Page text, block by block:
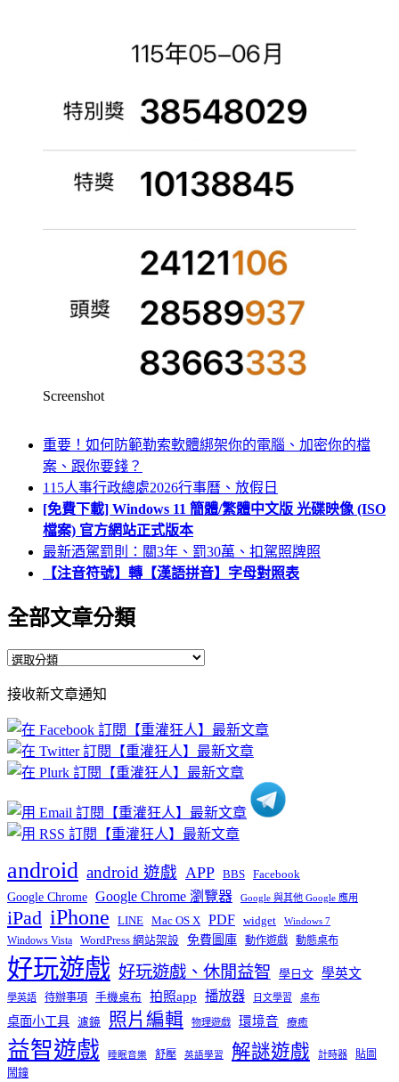
Screenshot
重要！如何防範勒索軟體綁架你的電腦、加密你的檔
案、跟你要錢？
115人事行政總處2026行事曆、放假日
[免費下載] Windows 11 簡體/繁體中文版 光碟映像 (ISO
檔案) 官方網站正式版本
最新酒駕罰則：關3年、罰30萬、扣駕照牌照
【注音符號】轉【漢語拼音】字母對照表
全部文章分類
全
文
章
分
類
接收新文章通知
android android 遊戲 APP BBS Facebook
Google Chrome Google Chrome 瀏覽器 Google 與其他 Google 應用
iPad iPhone LINE Mac OS X PDF widget Windows 7
Windows Vista WordPress 網站架設 免費圖庫 動作遊戲 動態桌布
好玩遊戲 好玩遊戲、休閒益智 學日文 學英文
學英語 待辦事項 手機桌布 拍照app 播放器 日文學習 桌布
桌面小工具 濾鏡 照片編輯 物理遊戲 環境音 療癒
益智遊戲 睡眠音樂 舒壓 英語學習 解謎遊戲 計時器
貼圖
鬧鐘